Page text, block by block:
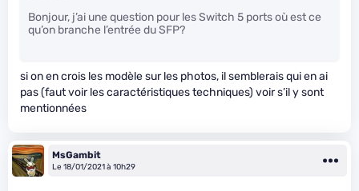
Bonjour, j’ai une question pour les Switch 5 ports où est ce
qu’on branche l’entrée du SFP?
si on en crois les modèle sur les photos, il semblerais qui en ai
pas (faut voir les caractéristiques techniques) voir s’il y sont
mentionnées
MsGambit
Le 18/01/2021 à 10h29